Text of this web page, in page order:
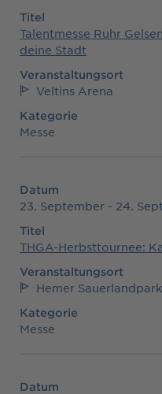
Titel
Talentmesse Ruhr
deine Stadt
Veranstaltungsort
Veltins Arena
Kategorie
Messe
Datum
23. September - 24.
Titel
THGA-Herbsttournee:
Veranstaltungsort
Hemer Sauerlandpark
Kategorie
Messe
Datum